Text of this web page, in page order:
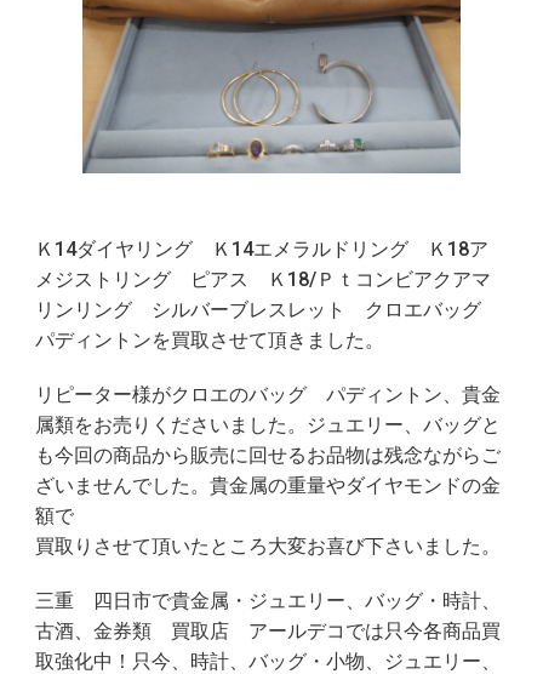
Ｋ14ダイヤリング Ｋ14エメラルドリング Ｋ18ア
メジストリング ピアス Ｋ18/Ｐｔコンビアクアマ
リンリング シルバーブレスレット クロエバッグ
パディントンを買取させて頂きました。
リピーター様がクロエのバッグ パディントン、貴金
属類をお売りくださいました。ジュエリー、バッグと
も今回の商品から販売に回せるお品物は残念ながらご
ざいませんでした。貴金属の重量やダイヤモンドの金
額で
買取りさせて頂いたところ大変お喜び下さいました。
三重 四日市で貴金属・ジュエリー、バッグ・時計、
古酒、金券類 買取店 アールデコでは只今各商品買
取強化中！只今、時計、バッグ・小物、ジュエリー、